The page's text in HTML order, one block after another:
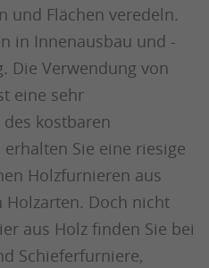
und Flächen veredeln.
in Innenausbau und -
Die Verwendung von
eine sehr
kostbaren
Sie eine riesige
Holzfurnieren aus
Holzarten. Doch nicht
aus Holz finden Sie bei
Schieferfurniere,